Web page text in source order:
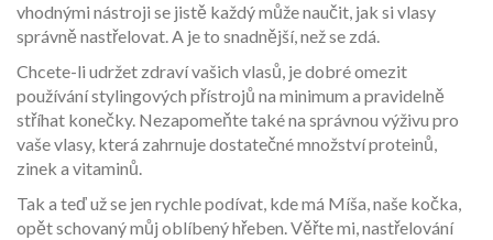
vhodnými nástroji se jistě každý může naučit, jak si vlasy
správně nastřelovat. A je to snadnější, než se zdá.
Chcete-li udržet zdraví vašich vlasů, je dobré omezit
používání stylingových přístrojů na minimum a pravidelně
stříhat konečky. Nezapomeňte také na správnou výživu pro
vaše vlasy, která zahrnuje dostatečné množství proteinů,
zinek a vitaminů.
Tak a teď už se jen rychle podívat, kde má Míša, naše kočka,
opět schovaný můj oblíbený hřeben. Věřte mi, nastřelování